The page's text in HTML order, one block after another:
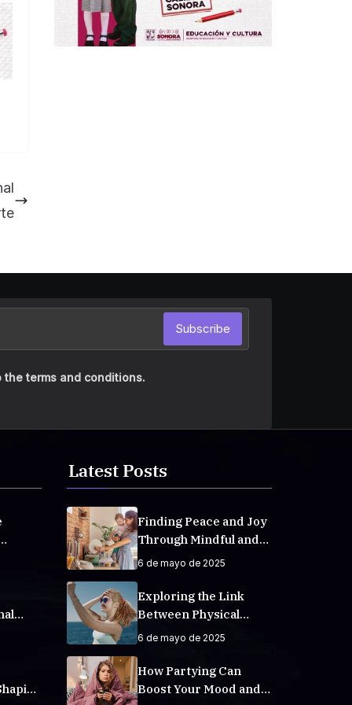
the terms and conditions.
Subscribe
Latest Posts
Finding Peace and Joy
Through Mindful and
Empathetic Practices
6 de mayo de 2025
Exploring the Link
Between Physical
Fitness and Mental
6 de mayo de 2025
How Partying Can
Boost Your Mood and